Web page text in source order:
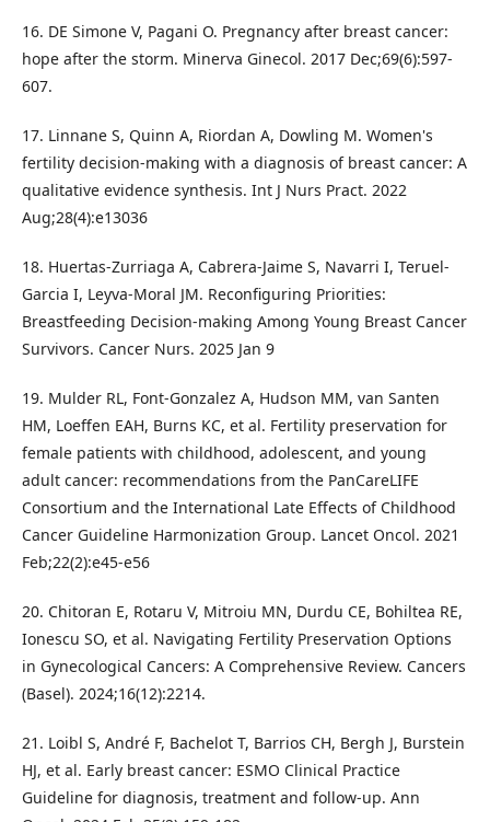
16. DE Simone V, Pagani O. Pregnancy after breast cancer:
hope after the storm. Minerva Ginecol. 2017 Dec;69(6):597-
607.
17. Linnane S, Quinn A, Riordan A, Dowling M. Women's
fertility decision-making with a diagnosis of breast cancer: A
qualitative evidence synthesis. Int J Nurs Pract. 2022
Aug;28(4):e13036
18. Huertas-Zurriaga A, Cabrera-Jaime S, Navarri I, Teruel-
Garcia I, Leyva-Moral JM. Reconfiguring Priorities:
Breastfeeding Decision-making Among Young Breast Cancer
Survivors. Cancer Nurs. 2025 Jan 9
19. Mulder RL, Font-Gonzalez A, Hudson MM, van Santen
HM, Loeffen EAH, Burns KC, et al. Fertility preservation for
female patients with childhood, adolescent, and young
adult cancer: recommendations from the PanCareLIFE
Consortium and the International Late Effects of Childhood
Cancer Guideline Harmonization Group. Lancet Oncol. 2021
Feb;22(2):e45-e56
20. Chitoran E, Rotaru V, Mitroiu MN, Durdu CE, Bohiltea RE,
Ionescu SO, et al. Navigating Fertility Preservation Options
in Gynecological Cancers: A Comprehensive Review. Cancers
(Basel). 2024;16(12):2214.
21. Loibl S, André F, Bachelot T, Barrios CH, Bergh J, Burstein
HJ, et al. Early breast cancer: ESMO Clinical Practice
Guideline for diagnosis, treatment and follow-up. Ann